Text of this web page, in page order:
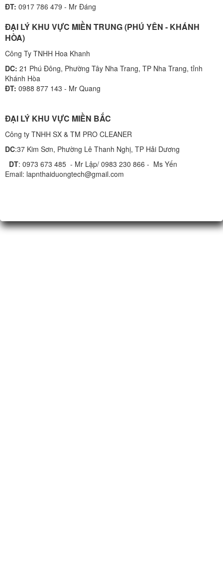
ĐT: 0917 786 479 - Mr Đáng
ĐẠI LÝ KHU VỰC MIỀN TRUNG (PHÚ YÊN - KHÁNH
HÒA)
Công Ty TNHH Hoa Khanh
DC: 21 Phú Đông, Phường Tây Nha Trang, TP Nha Trang, tỉnh
Khánh Hòa
ĐT: 0988 877 143 - Mr Quang
ĐẠI LÝ KHU VỰC MIỀN BẮC
Công ty TNHH SX & TM PRO CLEANER
DC:37 Kim Sơn, Phường Lê Thanh Nghị, TP Hải Dương
DT: 0973 673 485 - Mr Lập/ 0983 230 866 - Ms Yến
Email: lapnthaiduongtech@gmail.com